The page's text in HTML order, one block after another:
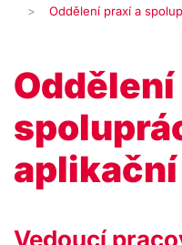
Oddělení praxí a
Vedoucí